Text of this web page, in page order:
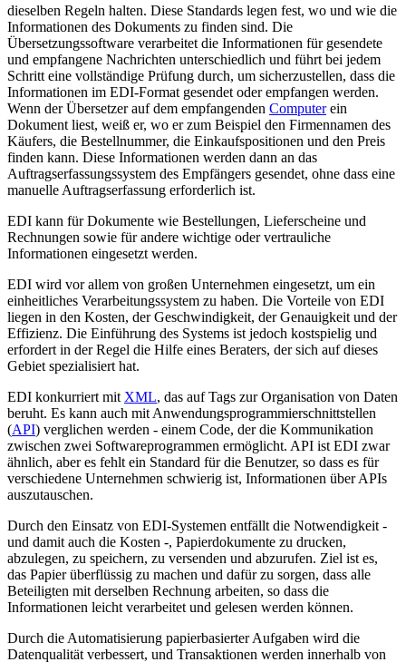
dieselben Regeln halten. Diese Standards legen fest, wo und wie die
Informationen des Dokuments zu finden sind. Die
Übersetzungssoftware verarbeitet die Informationen für gesendete
und empfangene Nachrichten unterschiedlich und führt bei jedem
Schritt eine vollständige Prüfung durch, um sicherzustellen, dass die
Informationen im EDI-Format gesendet oder empfangen werden.
Wenn der Übersetzer auf dem empfangenden Computerein
Dokument liest, weiß er, wo er zum Beispiel den Firmennamen des
Käufers, die Bestellnummer, die Einkaufspositionen und den Preis
finden kann. Diese Informationen werden dann an das
Auftragserfassungssystem des Empfängers gesendet, ohne dass eine
manuelle Auftragserfassung erforderlich ist.
EDI kann für Dokumente wie Bestellungen, Lieferscheine und
Rechnungen sowie für andere wichtige oder vertrauliche
Informationen eingesetzt werden.
EDI wird vor allem von großen Unternehmen eingesetzt, um ein
einheitliches Verarbeitungssystem zu haben. Die Vorteile von EDI
liegen in den Kosten, der Geschwindigkeit, der Genauigkeit und der
Effizienz. Die Einführung des Systems ist jedoch kostspielig und
erfordert in der Regel die Hilfe eines Beraters, der sich auf dieses
Gebiet spezialisiert hat.
EDI konkurriert mit XML, das auf Tags zur Organisation von Daten
beruht. Es kann auch mit Anwendungsprogrammierschnittstellen
(API) verglichen werden - einem Code, der die Kommunikation
zwischen zwei Softwareprogrammen ermöglicht. API ist EDI zwar
ähnlich, aber es fehlt ein Standard für die Benutzer, so dass es für
verschiedene Unternehmen schwierig ist, Informationen über APIs
auszutauschen.
Durch den Einsatz von EDI-Systemen entfällt die Notwendigkeit -
und damit auch die Kosten -, Papierdokumente zu drucken,
abzulegen, zu speichern, zu versenden und abzurufen. Ziel ist es,
das Papier überflüssig zu machen und dafür zu sorgen, dass alle
Beteiligten mit derselben Rechnung arbeiten, so dass die
Informationen leicht verarbeitet und gelesen werden können.
Durch die Automatisierung papierbasierter Aufgaben wird die
Datenqualität verbessert, und Transaktionen werden innerhalb von